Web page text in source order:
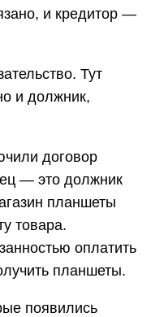
и кредитор —
Тут
и должник,
договор
— это должник
планшеты
товара.
оплатить
планшеты.
появились